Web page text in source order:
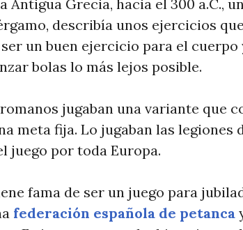
Antigua Grecia, hacia el 300 a.C.,
describía unos ejercicios
un buen ejercicio para el cuerpo
bolas lo más lejos posible.
jugaban una variante que
meta fija. Lo jugaban las legiones
juego por toda Europa.
fama de ser un juego para
federación española de petanca